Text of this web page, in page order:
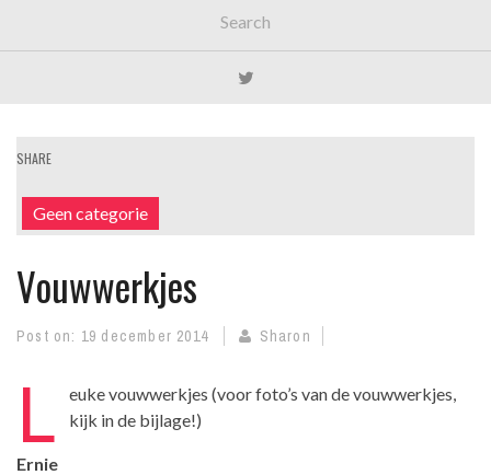
SHARE
Geen categorie
Vouwwerkjes
Post on: 19 december 2014 Sharon
L
euke vouwwerkjes (voor foto’s van de vouwwerkjes,
kijk in de bijlage!)
Ernie